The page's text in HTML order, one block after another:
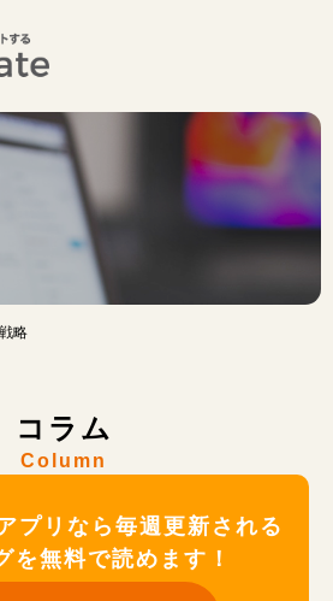
略
コラム
Column
リなら毎週更新される
を無料で読めます！